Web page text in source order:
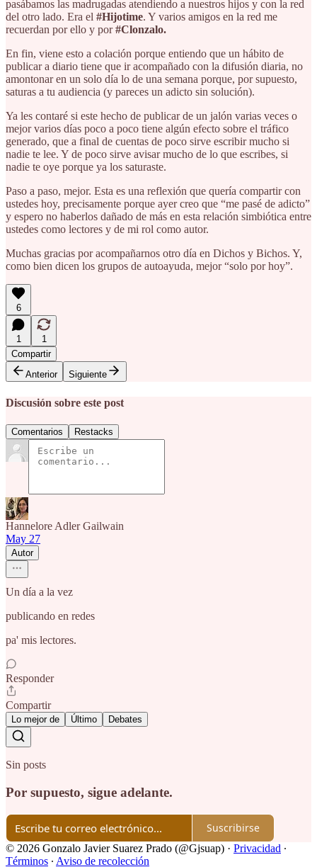
pasábamos las madrugadas atendiendo a nuestros hijos y con la red
del otro lado. Era el #Hijotime. Y varios amigos en la red me
recuerdan por ello y por#Clonzalo.
En fin, viene esto a colación porque entiendo que un hábito de
publicar a diario tiene que ir acompañado con la difusión diaria, no
amontonar en un solo día lo de una semana porque, por supuesto,
saturas a tu audiencia (y pareces un adicto sin solución).
Ya les contaré si este hecho de publicar de un jalón varias veces o
mejor varios días poco a poco tiene algún efecto sobre el tráfico
generado, que a final de cuentas de poco sirve escribir mucho si
nadie te lee. Y de poco sirve avisar mucho de lo que escribes, si
nadie te oye porque ya los saturaste.
Paso a paso, mejor. Esta es una reflexión que quería compartir con
ustedes hoy, precisamente porque ayer creo que “me pasé de adicto”
y espero no haberlos dañado de más en esta relación simbiótica entre
ustedes como lectores y de mi rol como autor.
Muchas gracias por acompañarnos otro día en Dichos y Bichos. Y,
como bien dicen los grupos de autoayuda, mejor “solo por hoy”.
6
1
1
Compartir
Anterior
Siguiente
Discusión sobre este post
Comentarios Restacks
Hannelore Adler Gailwain
May 27
Autor
Un día a la vez
publicando en redes
pa' mis lectores.
Responder
Compartir
Lo mejor de Último Debates
Sin posts
Por supuesto, sigue adelante.
Suscribirse
© 2026 Gonzalo Javier Suarez Prado (@Gjsuap) · Privacidad ∙
Términos ∙ Aviso de recolección